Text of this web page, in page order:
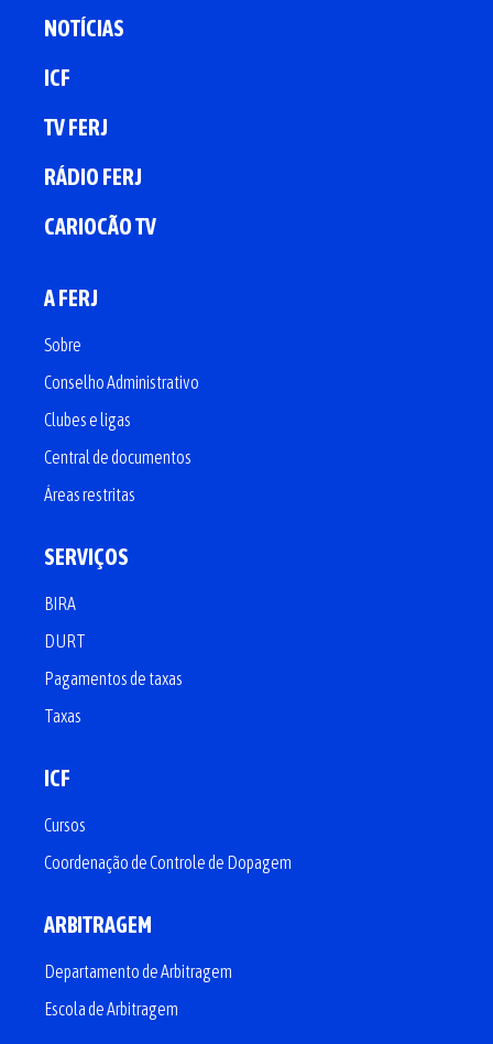
NOTÍCIAS
ICF
TV FERJ
RÁDIO FERJ
CARIOCÃO TV
A FERJ
Sobre
Conselho Administrativo
Clubes e ligas
Central de documentos
Áreas restritas
SERVIÇOS
BIRA
DURT
Pagamentos de taxas
Taxas
ICF
Cursos
Coordenação de Controle de Dopagem
ARBITRAGEM
Departamento de Arbitragem
Escola de Arbitragem